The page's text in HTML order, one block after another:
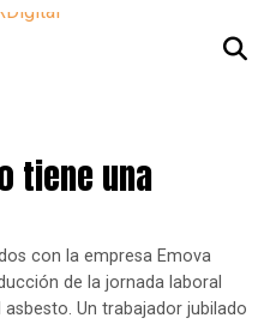
tiene una
con la empresa Emova
de la jornada laboral
Un trabajador jubilado